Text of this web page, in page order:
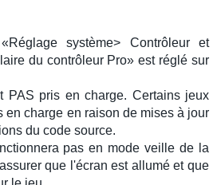
système> Contrôleur et
du contrôleur Pro» est réglé sur
PAS pris en charge. Certains jeux
en charge en raison de mises à jour
du code source.
pas en mode veille de la
que l'écran est allumé et que